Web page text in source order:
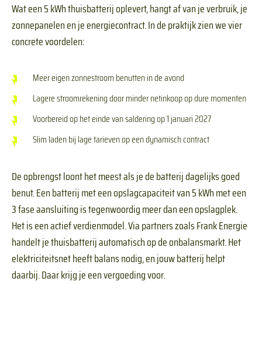
Wat een 5 kWh thuisbatterij oplevert, hangt af van je verbruik, je
zonnepanelen en je energiecontract. In de praktijk zien we vier
concrete voordelen:
Meer eigen zonnestroom benutten in de avond
Lagere stroomrekening door minder netinkoop op dure momenten
Voorbereid op het einde van saldering op 1 januari 2027
Slim laden bij lage tarieven op een dynamisch contract
De opbrengst loont het meest als je de batterij dagelijks goed
benut. Een batterij met een opslagcapaciteit van 5 kWh met een
3 fase aansluiting is tegenwoordig meer dan een opslagplek.
Het is een actief verdienmodel. Via partners zoals Frank Energie
handelt je thuisbatterij automatisch op de onbalansmarkt. Het
elektriciteitsnet heeft balans nodig, en jouw batterij helpt
daarbij. Daar krijg je een vergoeding voor.